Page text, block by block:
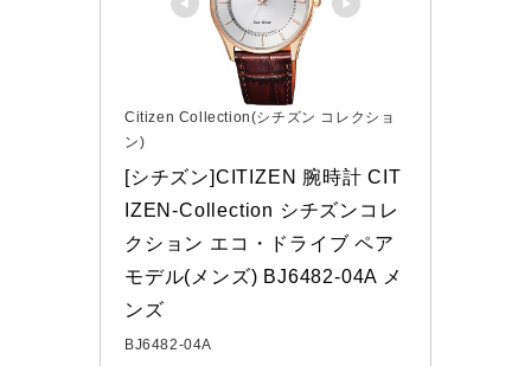
Citizen Collection(シチズン コレクショ
ン)
[シチズン]CITIZEN 腕時計 CIT
IZEN-Collection シチズンコレ
クション エコ・ドライブ ペア
モデル(メンズ) BJ6482-04A メ
ンズ
BJ6482-04A